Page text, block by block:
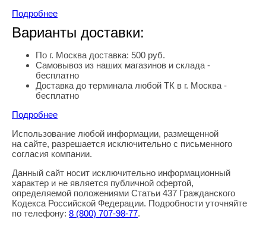
Подробнее
Варианты доставки:
По г. Москва доставка: 500 руб.
Самовывоз из наших магазинов и склада -
бесплатно
Доставка до терминала любой ТК в г. Москва -
бесплатно
Подробнее
Правовая информация
Использование любой информации, размещенной
на сайте, разрешается исключительно с письменного
согласия компании.
Данный сайт носит исключительно информационный
характер и не является публичной офертой,
определяемой положениями Статьи 437 Гражданского
Кодекса Российской Федерации. Подробности уточняйте
по телефону: 8 (800) 707-98-77.